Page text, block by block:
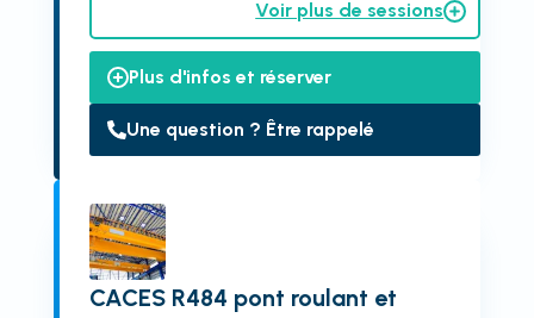
Voir plus de sessions
Plus d'infos et réserver
Une question ? Être rappelé
CACES R484 pont roulant et